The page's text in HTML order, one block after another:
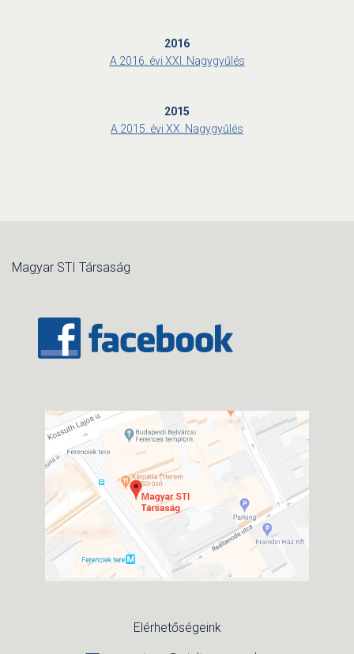
2016
A 2016. évi XXI. Nagygyűlés
2015
A 2015. évi XX. Nagygyűlés
Magyar STI Társaság
Elérhetőségeink